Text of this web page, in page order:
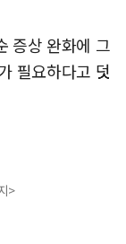
증상 완화에 그
필요하다고 덧
>